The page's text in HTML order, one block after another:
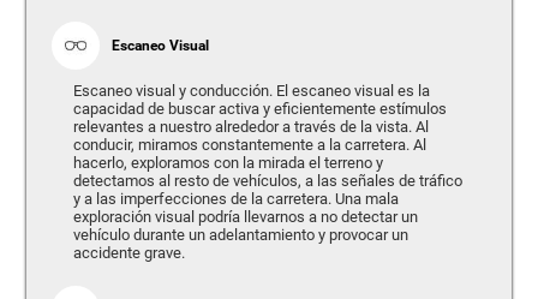
Escaneo Visual
Escaneo visual y conducción. El escaneo visual es la
capacidad de buscar activa y eficientemente estímulos
relevantes a nuestro alrededor a través de la vista. Al
conducir, miramos constantemente a la carretera. Al
hacerlo, exploramos con la mirada el terreno y
detectamos al resto de vehículos, a las señales de tráfico
y a las imperfecciones de la carretera. Una mala
exploración visual podría llevarnos a no detectar un
vehículo durante un adelantamiento y provocar un
accidente grave.